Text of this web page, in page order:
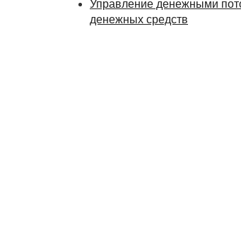
Управление денежными
денежных средств